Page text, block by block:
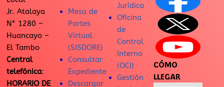
Jr. Atalaya
N° 1280 –
Huancayo –
El Tambo
Central
telefónica:
HORARIO DE
Mesa de
Partes
Virtual
(SISDORE)
Consultar
Expediente
Descargar
Jurídica
Oficina
de
Control
Interno
(OCI)
Gestión
CÓMO
LLEGAR